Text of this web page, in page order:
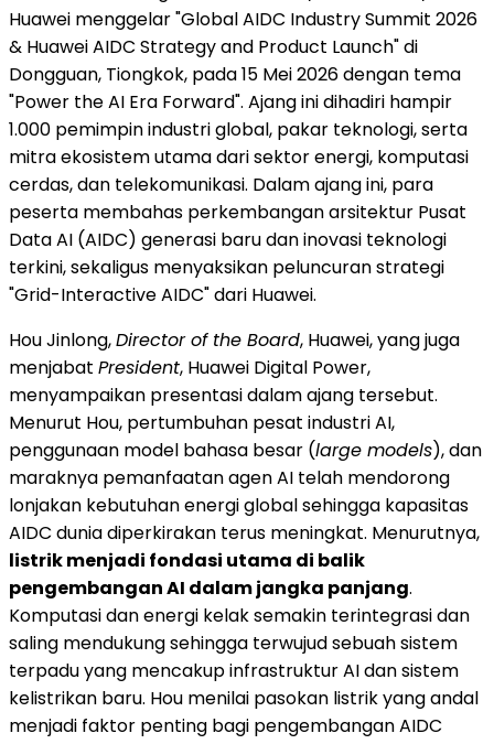
Huawei menggelar "Global AIDC Industry Summit 2026
& Huawei AIDC Strategy and Product Launch" di
Dongguan, Tiongkok, pada 15 Mei 2026 dengan tema
"Power the AI Era Forward". Ajang ini dihadiri hampir
1.000 pemimpin industri global, pakar teknologi, serta
mitra ekosistem utama dari sektor energi, komputasi
cerdas, dan telekomunikasi. Dalam ajang ini, para
peserta membahas perkembangan arsitektur Pusat
Data AI (AIDC) generasi baru dan inovasi teknologi
terkini, sekaligus menyaksikan peluncuran strategi
"Grid-Interactive AIDC" dari Huawei.
Hou Jinlong,Director of the Board, Huawei, yang juga
menjabat President, Huawei Digital Power,
menyampaikan presentasi dalam ajang tersebut.
Menurut Hou, pertumbuhan pesat industri AI,
penggunaan model bahasa besar (large models), dan
maraknya pemanfaatan agen AI telah mendorong
lonjakan kebutuhan energi global sehingga kapasitas
AIDC dunia diperkirakan terus meningkat. Menurutnya,
listrik menjadi fondasi utama di balik
pengembangan AI dalam jangka panjang.
Komputasi dan energi kelak semakin terintegrasi dan
saling mendukung sehingga terwujud sebuah sistem
terpadu yang mencakup infrastruktur AI dan sistem
kelistrikan baru. Hou menilai pasokan listrik yang andal
menjadi faktor penting bagi pengembangan AIDC